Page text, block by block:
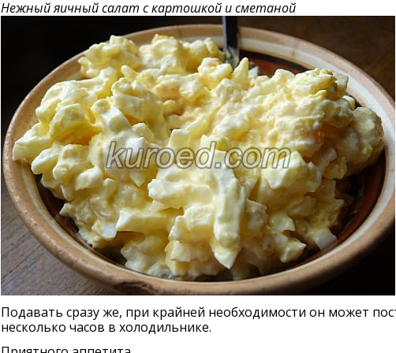
Нежный яичный салат с картошкой и сметаной
Подавать сразу же, при крайней необходимости он может
несколько часов в холодильнике.